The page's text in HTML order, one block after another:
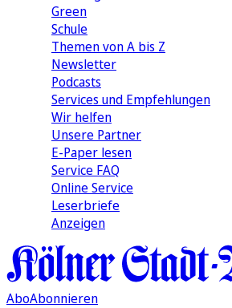
Green
Schule
Themen von A bis Z
Newsletter
Podcasts
Services und Empfehlungen
Wir helfen
Unsere Partner
E-Paper lesen
Service FAQ
Online Service
Leserbriefe
Anzeigen
AboAbonnieren